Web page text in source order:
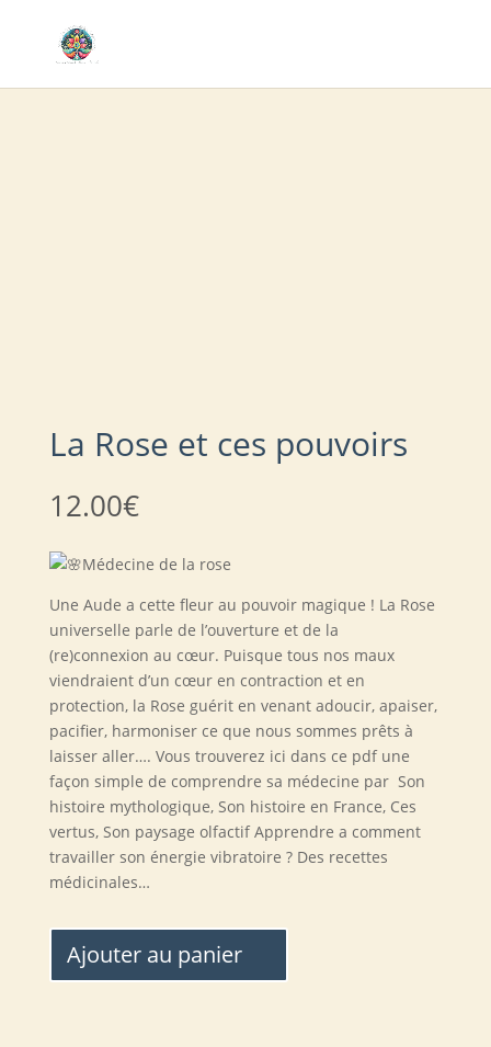
La Rose et ces pouvoirs
12.00€
Médecine de la rose
Une Aude a cette fleur au pouvoir magique ! La Rose
universelle parle de l’ouverture et de la
(re)connexion au cœur. Puisque tous nos maux
viendraient d’un cœur en contraction et en
protection, la Rose guérit en venant adoucir, apaiser,
pacifier, harmoniser ce que nous sommes prêts à
laisser aller…. Vous trouverez ici dans ce pdf une
façon simple de comprendre sa médecine par Son
histoire mythologique, Son histoire en France, Ces
vertus, Son paysage olfactif Apprendre a comment
travailler son énergie vibratoire ? Des recettes
médicinales…
Ajouter au panier